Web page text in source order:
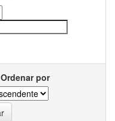
Ordenar por